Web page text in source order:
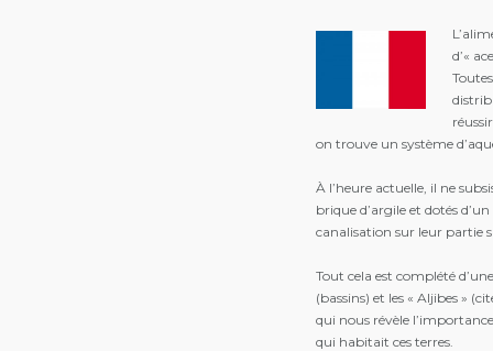
d’«
on trouve un système
À l’heure actuelle, il ne
brique d’argile et dotés
canalisation sur leur partie
Tout cela est complété
(bassins) et les « Aljibes »
qui nous révèle
qui habitait ces terres.